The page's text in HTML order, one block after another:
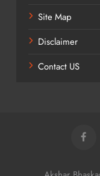
Site Map
Disclaimer
Contact US